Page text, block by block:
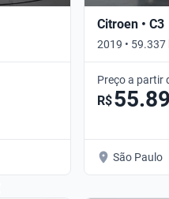
Citroen • C3
2019 •
Preço a partir
R$
São Paulo